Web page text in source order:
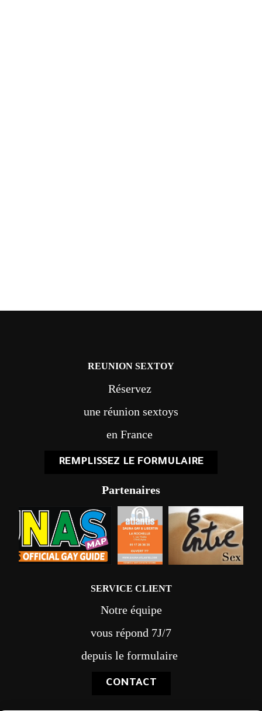
REUNION SEXTOY
Réservez
une réunion sextoys
en France
REMPLISSEZ LE FORMULAIRE
Partenaires
SERVICE CLIENT
Notre équipe
vous répond 7J/7
depuis le formulaire
CONTACT